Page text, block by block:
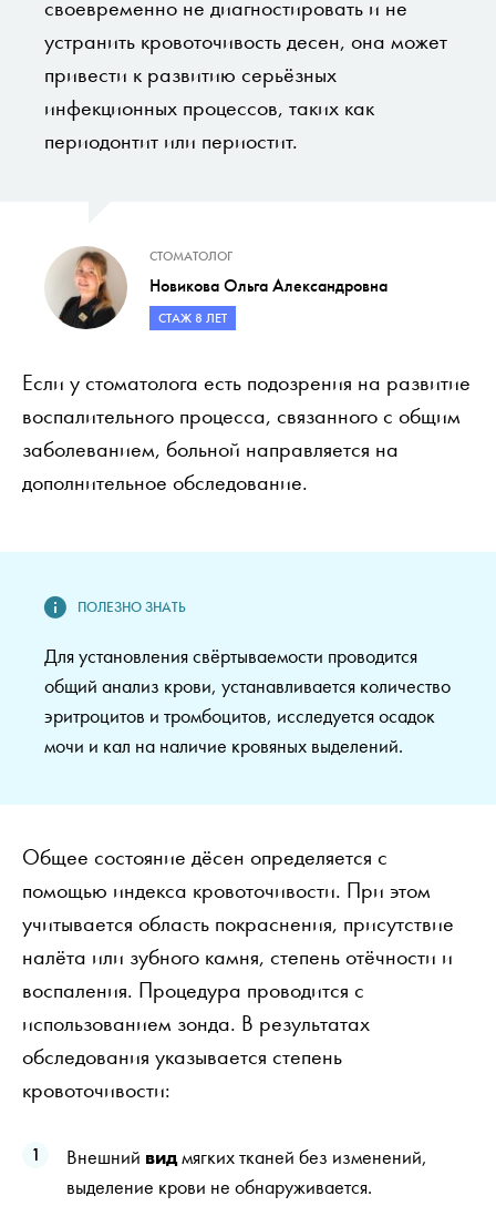
своевременно не диагностировать и не
устранить кровоточивость десен, она может
привести к развитию серьёзных
инфекционных процессов, таких как
периодонтит или периостит.
СТОМАТОЛОГ
Новикова Ольга Александровна
СТАЖ 8 ЛЕТ
Если у стоматолога есть подозрения на развитие
воспалительного процесса, связанного с общим
заболеванием, больной направляется на
дополнительное обследование.
Для установления свёртываемости проводится
общий анализ крови, устанавливается количество
эритроцитов и тромбоцитов, исследуется осадок
мочи и кал на наличие кровяных выделений.
Общее состояние дёсен определяется с
помощью индекса кровоточивости. При этом
учитывается область покраснения, присутствие
налёта или зубного камня, степень отёчности и
воспаления. Процедура проводится с
использованием зонда. В результатах
обследования указывается степень
кровоточивости:
Внешний видмягких тканей без изменений,
выделение крови не обнаруживается.